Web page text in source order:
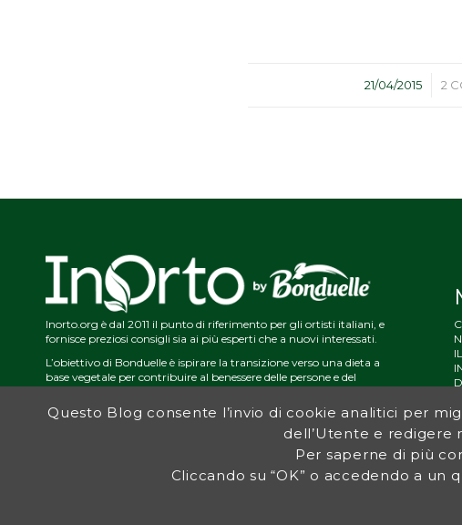
21/04/2015
/ 2
Inorto.org è dal 2011 il punto di riferimento per gli ortisti italiani, e
fornisce preziosi consigli sia ai più esperti che a nuovi interessati.
L’obiettivo di Bonduelle è ispirare la transizione verso una dieta a
base vegetale per contribuire al benessere delle persone e del
per la terra e del rispetto dell’ambiente.
Questo Blog consente l’invio di cookie analitici per
dell’Utente e redigere
Per saperne di più
Cliccando su “OK” o accedendo a